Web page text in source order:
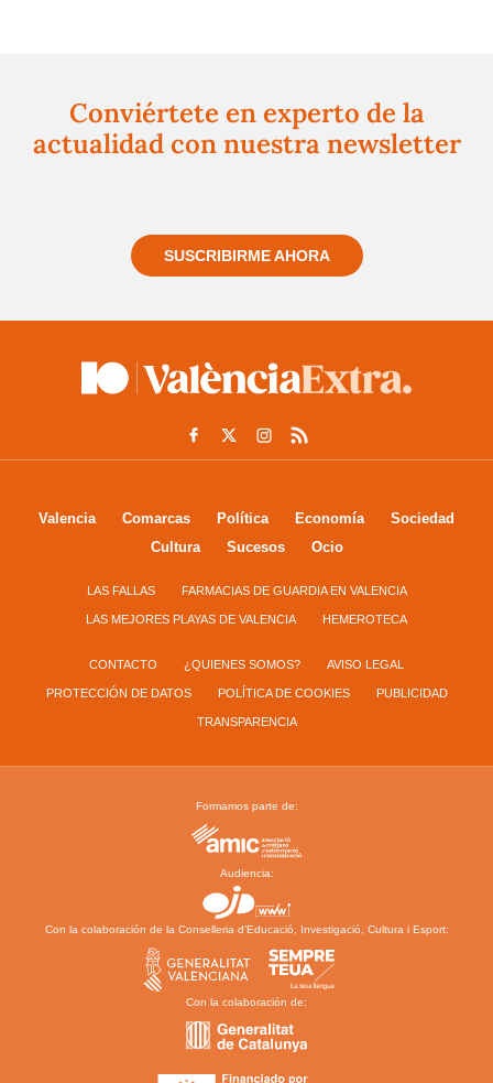
Conviértete en experto de la
actualidad con nuestra newsletter
SUSCRIBIRME AHORA
Valencia Comarcas Política Economía
Sociedad
Cultura
Sucesos Ocio
LAS FALLAS FARMACIAS DE GUARDIA EN VALENCIA
LAS MEJORES PLAYAS DE VALENCIA HEMEROTECA
CONTACTO ¿QUIENES SOMOS? AVISO LEGAL
PROTECCIÓN DE DATOS POLÍTICA DE COOKIES PUBLICIDAD
TRANSPARENCIA
Formamos parte de:
Audiencia:
Con la colaboración de la Conselleria d’Educació, Investigació, Cultura i Esport:
Con la colaboración de: